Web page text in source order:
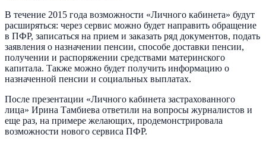
В течение 2015 года возможности «Личного кабинета» будут
расширяться: через сервис можно будет направить обращение
в ПФР, записаться на прием и заказать ряд документов, подать
заявления о назначении пенсии, способе доставки пенсии,
получении и распоряжении средствами материнского
капитала. Также можно будет получить информацию о
назначенной пенсии и социальных выплатах.
После презентации «Личного кабинета застрахованного
лица» Ирина Тамбиева ответили на вопросы журналистов и
еще раз, на примере желающих, продемонстрировала
возможности нового сервиса ПФР.